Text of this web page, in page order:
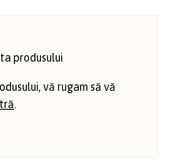
produsului
vă rugam să vă